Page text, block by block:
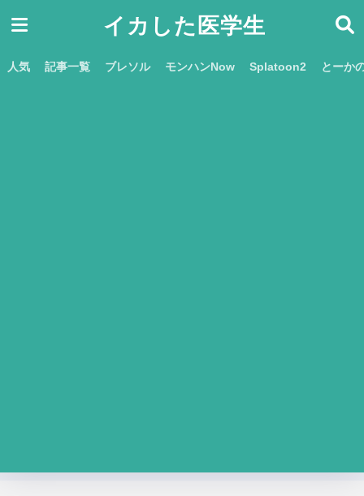
イカした医学生
人気 記事一覧 ブレソル モンハンNow Splatoon2 とーか